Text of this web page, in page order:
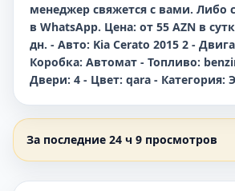
менеджер свяжется с вами. Либо
в WhatsApp. Цена: от 55 AZN в
дн. - Авто: Kia Cerato 2015 2 -
Коробка: Автомат - Топливо:
Двери: 4 - Цвет: qara - Категория:
За последние 24 ч 9 просмотров